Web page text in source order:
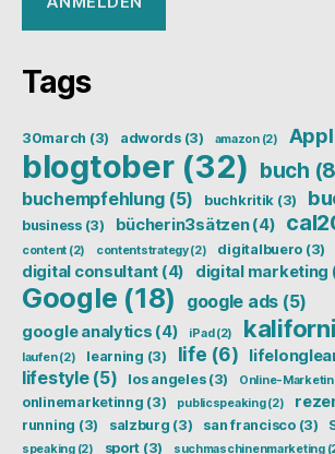
Tags
30march (3) adwords(3) amazon(2)
blogtober(32) buch
buchempfehlung (5) buchkritik (3)
business(3) bücherin3sätzen(4)
content (2) contentstrategy(2) digitalbuero (3)
digital consultant (4) digital marketing
Google (18) google ads (5)
google analytics (4) iPad(2)
laufen(2) learning (3) life (6)
lifestyle(5) los angeles(3) Online-
onlinemarketinng (3) publicspeaking(2)
running (3) salzburg (3) san francisco(3)
speaking(2) sport (3) suchmaschinenmarketing